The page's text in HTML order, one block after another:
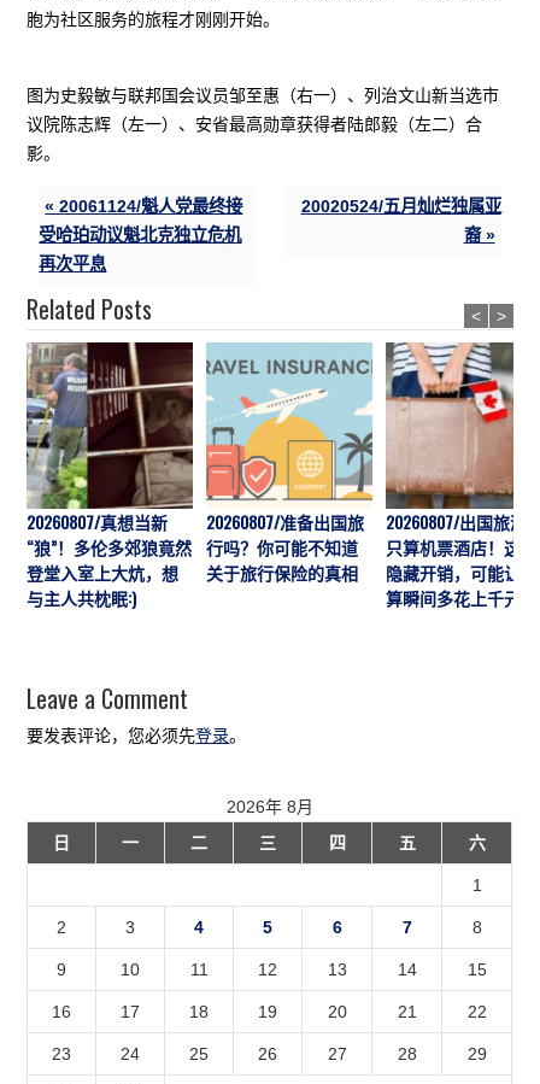
胞为社区服务的旅程才刚刚开始。
图为史毅敏与联邦国会议员邹至惠（右一）、列治文山新当选市
议院陈志辉（左一）、安省最高勋章获得者陆郎毅（左二）合
影。
« 20061124/魁人党最终接
受哈珀动议魁北克独立危机
再次平息
20020524/五月灿烂独属亚
裔 »
Related Posts
20260807/真想当新
“狼”！多伦多郊狼竟然
登堂入室上大炕，想
与主人共枕眠:)
20260807/准备出国旅
行吗？你可能不知道
关于旅行保险的真相
20260807/出国旅游
只算机票酒店！这7
隐藏开销，可能让预
算瞬间多花上千元
< >
Leave a Comment
要发表评论，您必须先登录。
2026年 8月
日
一 二 三 四 五 六
1
2 3 4 5 6 7 8
9 10 11 12 13 14 15
16 17 18 19 20 21 22
23 24 25 26 27 28 29